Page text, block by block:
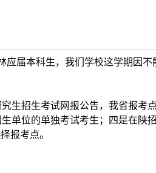
应届本科生，我们学校这学期因
生招生考试网报公告，我省报考
生单位的单独考试考生；四是在
报考点。